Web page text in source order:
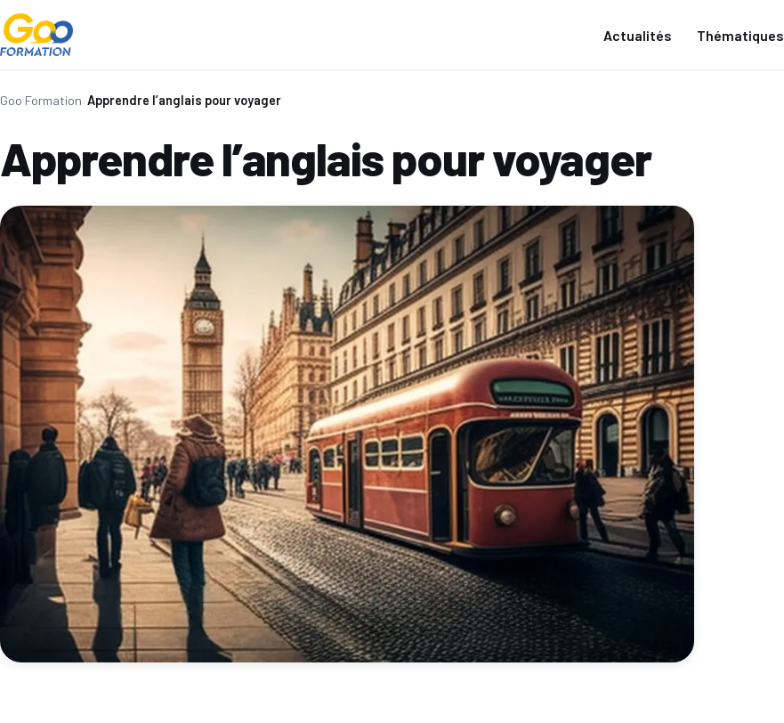
Actualités Thématiques
Goo Formation Apprendre l’anglais pour voyager
Apprendre l’anglais pour voyager